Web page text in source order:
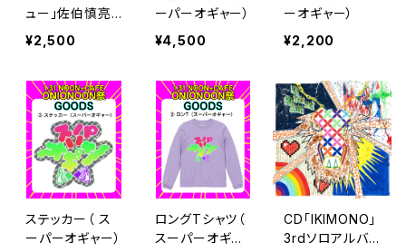
ュー」佐伯慎亮
(2026.6)
¥2,500
ーパーオギャー）
¥4,500
ーオギャー）
¥2,200
ステッカー（ ス
ーパーオギャー）
ロングTシャツ（
スーパーオギャ
CD「IKIMONO」
3rdソロアルバ